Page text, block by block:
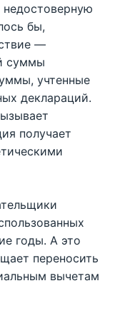
бы,
—
суммы
учтенные
деклараций.
получает
годы. А это
переносить
вычетам